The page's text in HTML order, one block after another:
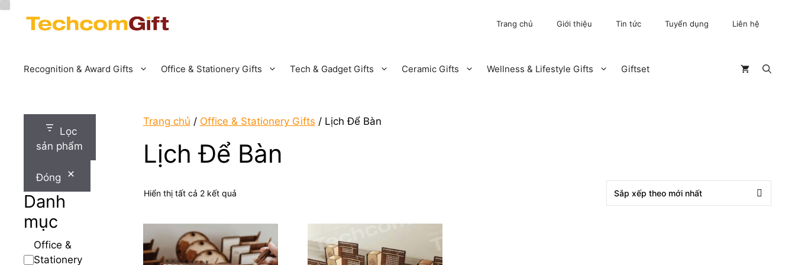
Chuyển
Trang chủ Giới thiệu Tin tức Tuyển dụng Liên hệ
Recognition & Award Gifts Office & Stationery Gifts Tech & Gadget Gifts Ceramic Gifts Wellness & Lifestyle Gifts Giftset
Trang chủ / Office & Stationery Gifts / Lịch Để Bàn
Lịch Để Bàn
Hiển thị tất cả 2 kết quảĐã
mới
nhất
Lọc
sản phẩm
Đóng
Danh
mục
Danh
mục
Office &
Stationery